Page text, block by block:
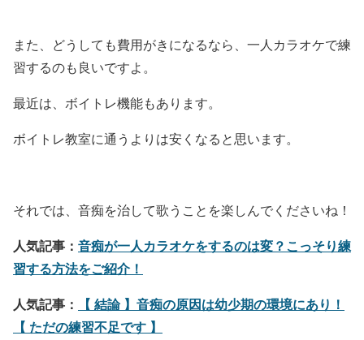
また、どうしても費用がきになるなら、一人カラオケで練
習するのも良いですよ。
最近は、ボイトレ機能もあります。
ボイトレ教室に通うよりは安くなると思います。
それでは、音痴を治して歌うことを楽しんでくださいね！
人気記事： 音痴が一人カラオケをするのは変？こっそり練
習する方法をご紹介！
人気記事：
【 結論 】音痴の原因は幼少期の環境にあり！
【 ただの練習不足です 】